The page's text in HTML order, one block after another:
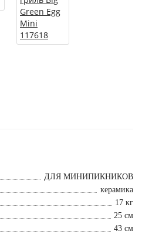
ДЛЯ МИНИПИКНИКОВ
керамика
17 кг
25 см
43 см